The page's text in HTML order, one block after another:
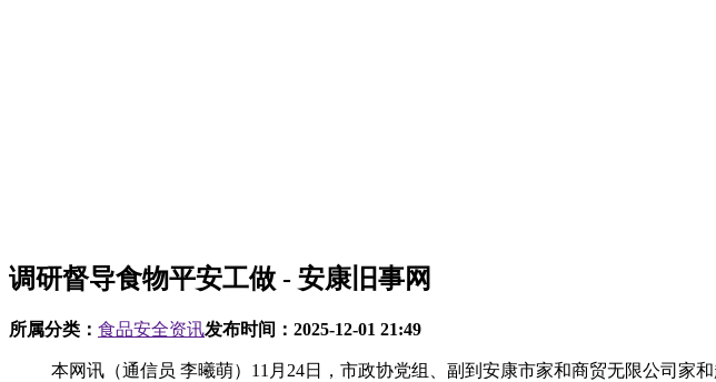
调研督导食物平安工做 - 安康旧事网
所属分类： 食品安全资讯发布时间： 2025-12-01 21:49
本网讯（通信员 李曦萌）11月24日，市政协党组、副到安康市家和商贸无限公司家